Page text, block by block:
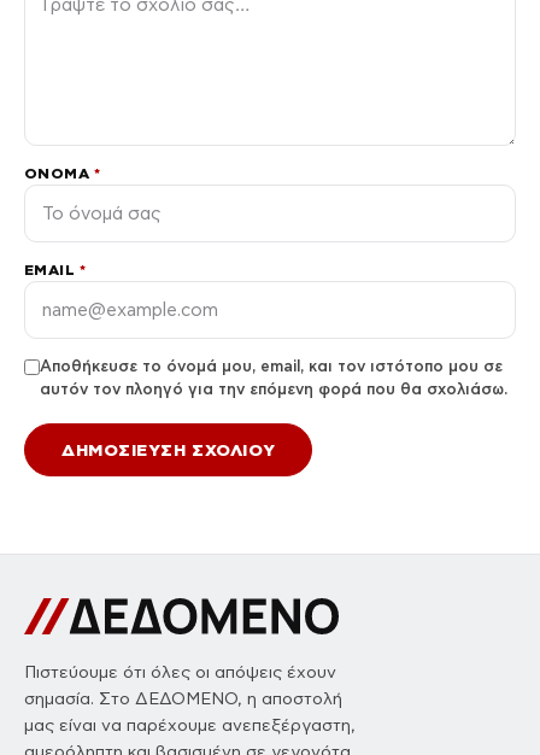
ΌΝΟΜΑ *
EMAIL *
Αποθήκευσε το όνομά μου, email, και τον ιστότοπο μου σε
αυτόν τον πλοηγό για την επόμενη φορά που θα σχολιάσω.
Πιστεύουμε ότι όλες οι απόψεις έχουν
σημασία. Στο ΔΕΔΟΜΕΝΟ, η αποστολή
μας είναι να παρέχουμε ανεπεξέργαστη,